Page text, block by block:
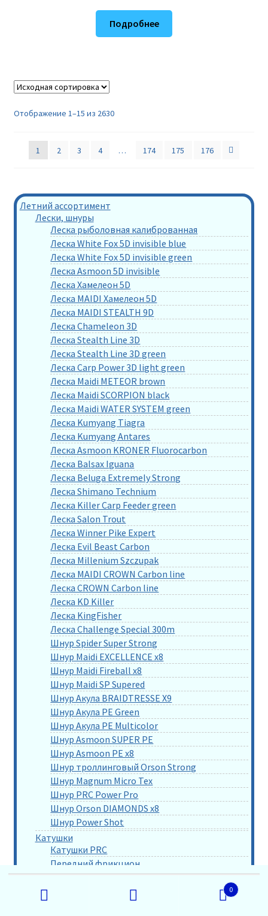
Подробнее
Отображение 1–15 из 2630
1 2 3 4 … 174 175 176
Летний ассортимент
Лески, шнуры
Леска рыболовная калиброванная
Леска White Fox 5D invisible blue
Леска White Fox 5D invisible green
Леска Asmoon 5D invisible
Леска Хамелеон 5D
Леска MAIDI Хамелеон 5D
Леска MAIDI STEALTH 9D
Леска Chameleon 3D
Леска Stealth Line 3D
Леска Stealth Line 3D green
Леска Carp Power 3D light green
Леска Maidi METEOR brown
Леска Maidi SCORPION black
Леска Maidi WATER SYSTEM green
Леска Kumyang Tiagra
Леска Kumyang Antares
Леска Asmoon KRONER Fluorocarbon
Леска Balsax Iguana
Леска Beluga Extremely Strong
Леска Shimano Technium
Леска Killer Carp Feeder green
Леска Salon Trout
Леска Winner Pike Expert
Леска Evil Beast Carbon
Леска Millenium Szczupak
Леска MAIDI CROWN Carbon line
Леска CROWN Carbon line
Леска KD Killer
Леска KingFisher
Леска Challenge Special 300m
Шнур Spider Super Strong
Шнур Maidi EXCELLENCE x8
Шнур Maidi Fireball x8
Шнур Maidi SP Supered
Шнур Акула BRAIDTRESSE X9
Шнур Акула PE Green
Шнур Акула PE Multicolor
Шнур Asmoon SUPER PE
Шнур Asmoon PE x8
Шнур троллинговый Orson Strong
Шнур Magnum Micro Tex
Шнур PRC Power Pro
Шнур Orson DIAMONDS x8
Шнур Power Shot
Катушки
Катушки PRC
Передний фрикцион
Задний фрикцион
0